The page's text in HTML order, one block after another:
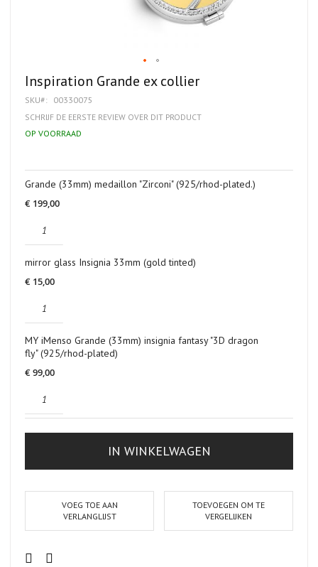
Ga
naar
het
begin
de
Inspiration Grande ex collier
SKU
00330075
SCHRIJF DE EERSTE REVIEW OVER DIT PRODUCT
OP VOORRAAD
productitems
Grande (33mm) medaillon "Zirconi" (925/rhod-plated.)
€ 199,00
mirror glass Insignia 33mm (gold tinted)
€ 15,00
MY iMenso Grande (33mm) insignia fantasy "3D dragon
fly" (925/rhod-plated)
€ 99,00
IN WINKELWAGEN
VOEG TOE AAN
VERLANGLIJST
TOEVOEGEN OM TE
VERGELIJKEN